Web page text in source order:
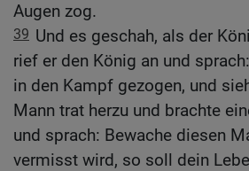
Augen zog.
39 Und es geschah, als der
rief er den König an und
in den Kampf gezogen, und
Mann trat herzu und brachte
und sprach: Bewache diesen
vermisst wird, so soll dein